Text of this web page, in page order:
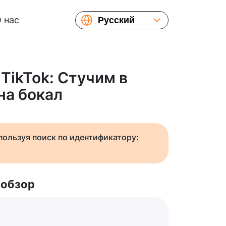
нас
Русский
Français
Стучим в
бокал
поиск по идентификатору: